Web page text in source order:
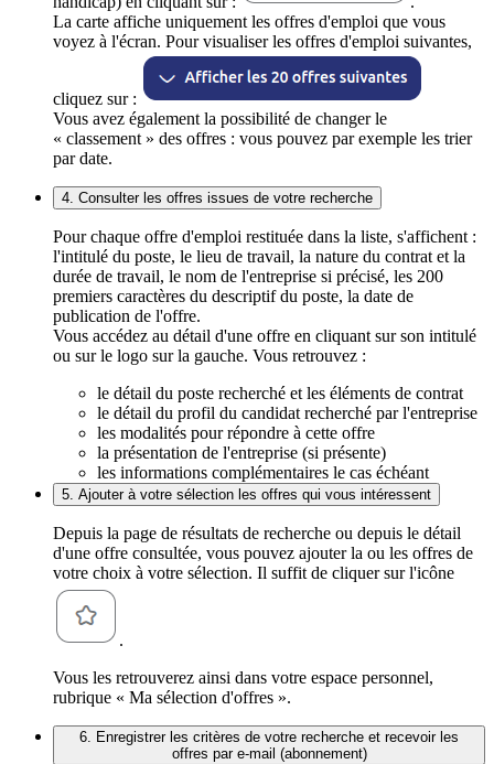
La carte affiche uniquement les offres d'emploi que vous
voyez à l'écran. Pour visualiser les offres d'emploi suivantes,
cliquez sur :
Vous avez également la possibilité de changer le
« classement » des offres : vous pouvez par exemple les trier
par date.
4. Consulter les offres issues de votre recherche
Pour chaque offre d'emploi restituée dans la liste, s'affichent :
l'intitulé du poste, le lieu de travail, la nature du contrat et la
durée de travail, le nom de l'entreprise si précisé, les 200
premiers caractères du descriptif du poste, la date de
publication de l'offre.
Vous accédez au détail d'une offre en cliquant sur son intitulé
ou sur le logo sur la gauche. Vous retrouvez :
le détail du poste recherché et les éléments de contrat
le détail du profil du candidat recherché par l'entreprise
les modalités pour répondre à cette offre
la présentation de l'entreprise (si présente)
les informations complémentaires le cas échéant
5. Ajouter à votre sélection les offres qui vous intéressent
Depuis la page de résultats de recherche ou depuis le détail
d'une offre consultée, vous pouvez ajouter la ou les offres de
votre choix à votre sélection. Il suffit de cliquer sur l'icône
.
Vous les retrouverez ainsi dans votre espace personnel,
rubrique « Ma sélection d'offres ».
6. Enregistrer les critères de votre recherche et recevoir les
offres par e-mail (abonnement)